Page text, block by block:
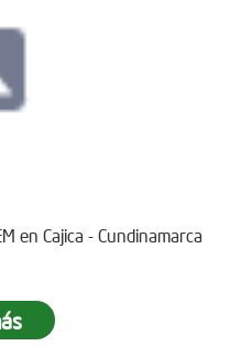
en Cajica - Cundinamarca